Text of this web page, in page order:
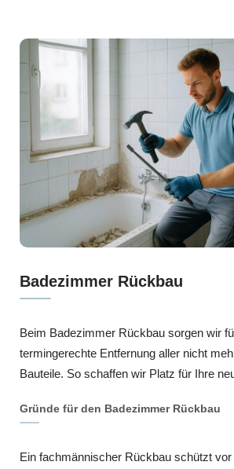
Badezimmer Rückbau
Beim Badezimmer Rückbau sorgen wir
termingerechte Entfernung aller nicht
Bauteile. So schaffen wir Platz für Ihre
Gründe für den Badezimmer Rückbau
Ein fachmännischer Rückbau schützt